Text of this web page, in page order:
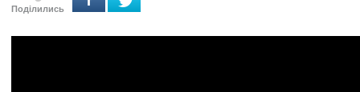
Поділились